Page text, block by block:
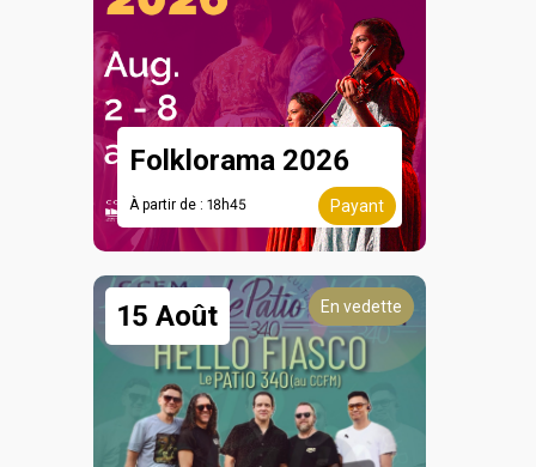
Folklorama 2026
À partir de : 18h45 Payant
15 Août En vedette